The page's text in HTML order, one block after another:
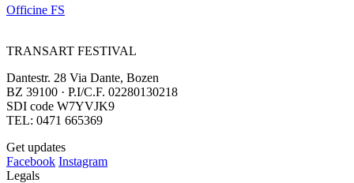
Officine FS
TRANSART FESTIVAL
Dantestr. 28 Via Dante, Bozen
BZ 39100 · P.I/C.F. 02280130218
SDI code W7YVJK9
TEL: 0471 665369
Get updates
Facebook Instagram
Legals